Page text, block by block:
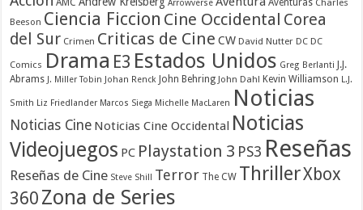
Arrowverse
Beeson Ciencia Ficcion Cine Occidental Corea
del Sur Crimen Criticas de Cine CW David Nutter DC DC
Comics Drama E3 Estados Unidos Greg Berlanti J.J.
Abrams J. Miller Tobin Johan Renck John Behring John Dahl Kevin Williamson L.J.
Smith Liz Friedlander Marcos Siega Michelle MacLaren Noticias
Noticias Cine Noticias Cine Occidental Noticias
Videojuegos PC Playstation 3 PS3 Reseñas
Reseñas de Cine Steve Shill Terror The CW ThrillerXbox
360 Zona de Series